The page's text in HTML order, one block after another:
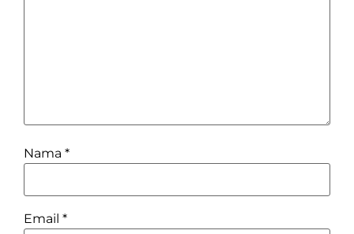
Nama *
Email *